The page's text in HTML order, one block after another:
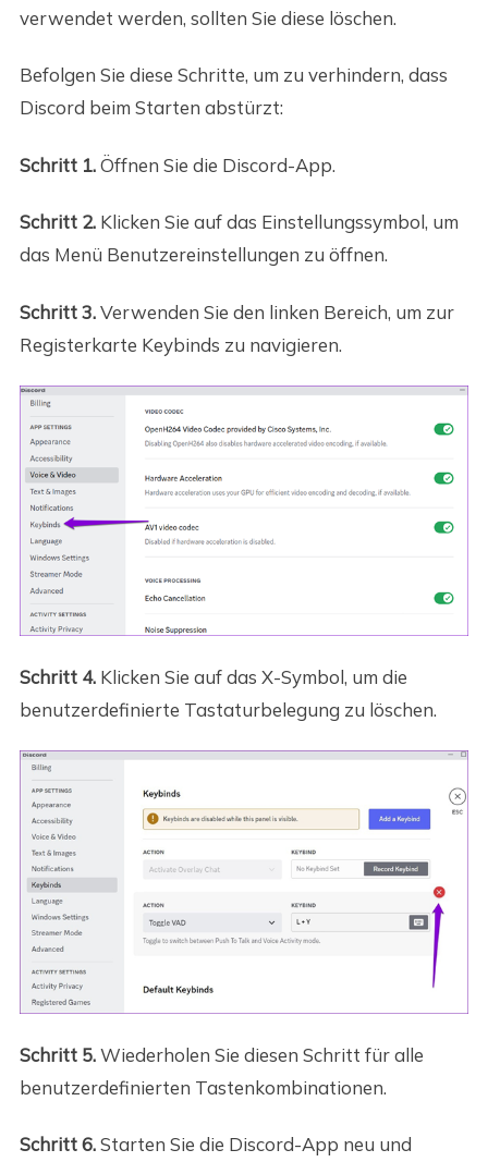
verwendet werden, sollten Sie diese löschen.
Befolgen Sie diese Schritte, um zu verhindern, dass
Discord beim Starten abstürzt:
Schritt 1.Öffnen Sie die Discord-App.
Schritt 2. Klicken Sie auf das Einstellungssymbol, um
das Menü Benutzereinstellungen zu öffnen.
Schritt 3.Verwenden Sie den linken Bereich, um zur
Registerkarte Keybinds zu navigieren.
Schritt 4. Klicken Sie auf das X-Symbol, um die
benutzerdefinierte Tastaturbelegung zu löschen.
Schritt 5.Wiederholen Sie diesen Schritt für alle
benutzerdefinierten Tastenkombinationen.
Schritt 6.Starten Sie die Discord-App neu und